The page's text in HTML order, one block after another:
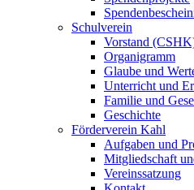
Schulverein
Vorstand
Organigramm
Glaube und
Unterricht und
Familie und
Geschichte
Förderverein Kahl
Aufgaben und
Mitgliedschaft
Vereinssatzung